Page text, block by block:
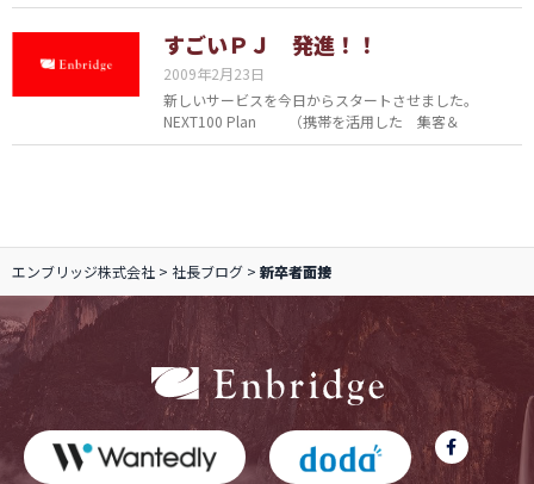
すごいＰＪ 発進！！
2009年2月23日
新しいサービスを今日からスタートさせました。
NEXT100 Plan （携帯を活用した 集客＆
エンブリッジ株式会社 > 社長ブログ > 新卒者面接